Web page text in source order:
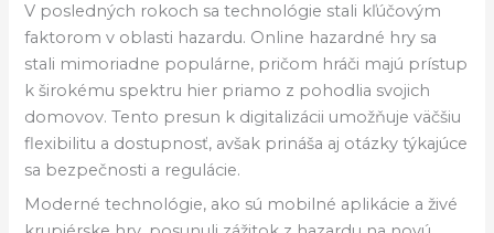
V posledných rokoch sa technológie stali kľúčovým
faktorom v oblasti hazardu. Online hazardné hry sa
stali mimoriadne populárne, pričom hráči majú prístup
k širokému spektru hier priamo z pohodlia svojich
domovov. Tento presun k digitalizácii umožňuje väčšiu
flexibilitu a dostupnosť, avšak prináša aj otázky týkajúce
sa bezpečnosti a regulácie.
Moderné technológie, ako sú mobilné aplikácie a živé